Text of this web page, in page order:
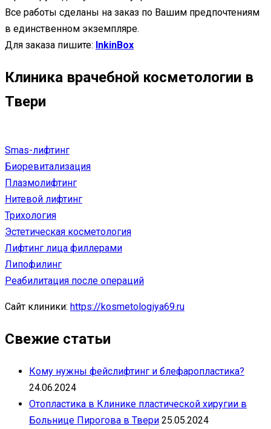
Все работы сделаны на заказ по Вашим предпочтениям
в единственном экземпляре.
Для заказа пишите: InkinBox
Клиника врачебной косметологии в
Твери
Smas-лифтинг
Биоревитализация
Плазмолифтинг
Нитевой лифтинг
Трихология
Эстетическая косметология
Лифтинг лица филлерами
Липофилинг
Реабилитация после операций
Сайт клиники: https://kosmetologiya69.ru
Свежие статьи
Кому нужны фейслифтинг и блефаропластика?
24.06.2024
Отопластика в Клинике пластической хиругии в
Больнице Пирогова в Твери 25.05.2024